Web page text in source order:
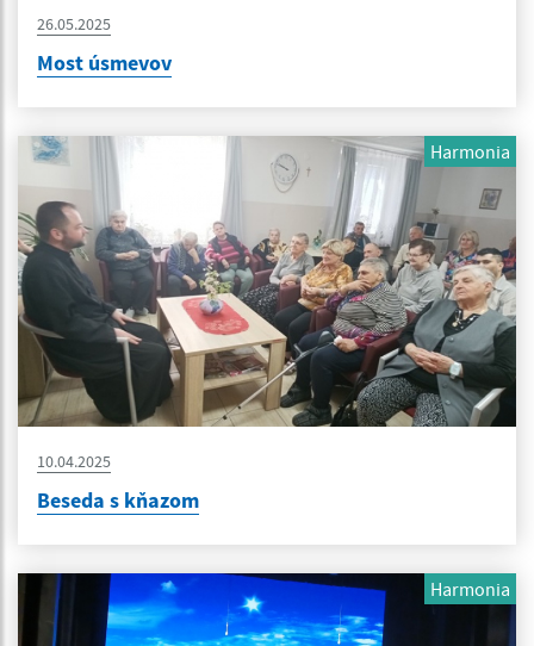
26.05.2025
Most úsmevov
Harmonia
10.04.2025
Beseda s kňazom
Harmonia